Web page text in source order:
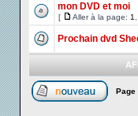
mon DVD et moi
[ Aller à la page: 1
Prochain dvd
Page